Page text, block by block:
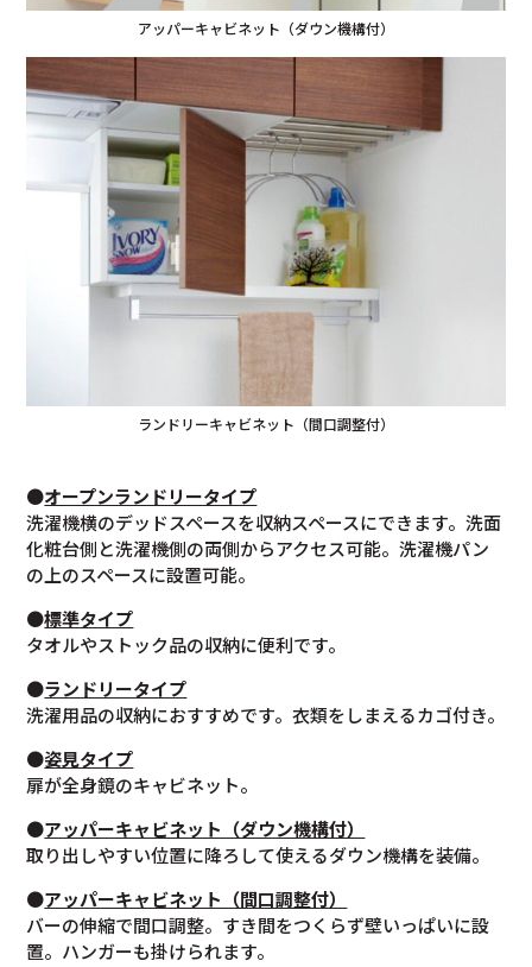
アッパーキャビネット（ダウン機構付）
ランドリーキャビネット（間口調整付）
●オープンランドリータイプ
洗濯機横のデッドスペースを収納スペースにできます。洗面
化粧台側と洗濯機側の両側からアクセス可能。洗濯機パン
の上のスペースに設置可能。
●標準タイプ
タオルやストック品の収納に便利です。
●ランドリータイプ
洗濯用品の収納におすすめです。衣類をしまえるカゴ付き。
●姿見タイプ
扉が全身鏡のキャビネット。
●アッパーキャビネット（ダウン機構付）
取り出しやすい位置に降ろして使えるダウン機構を装備。
●アッパーキャビネット（間口調整付）
バーの伸縮で間口調整。すき間をつくらず壁いっぱいに設
置。ハンガーも掛けられます。